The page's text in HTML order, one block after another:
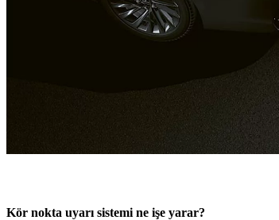
Kör nokta uyarı sistemi ne işe yarar?